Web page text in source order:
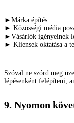
►Márka építés
► Közösségi média
►Vásárlók igényeinek
► Kliensek oktatása a
Szóval ne szórd meg
lépésenként felépíteni,
9. Nyomon